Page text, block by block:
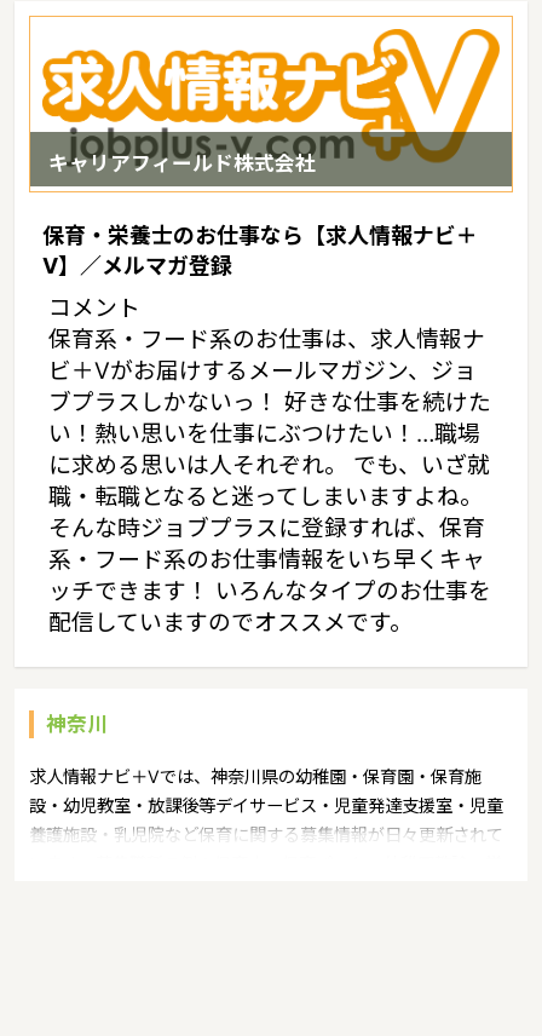
キャリアフィールド株式会社
保育・栄養士のお仕事なら【求人情報ナビ＋
V】／メルマガ登録
コメント
保育系・フード系のお仕事は、求人情報ナ
ビ＋Vがお届けするメールマガジン、ジョ
ブプラスしかないっ！ 好きな仕事を続けた
い！熱い思いを仕事にぶつけたい！…職場
に求める思いは人それぞれ。 でも、いざ就
職・転職となると迷ってしまいますよね。
そんな時ジョブプラスに登録すれば、保育
系・フード系のお仕事情報をいち早くキャ
ッチできます！ いろんなタイプのお仕事を
配信していますのでオススメです。
神奈川
求人情報ナビ＋Vでは、神奈川県の幼稚園・保育園・保育施
設・幼児教室・放課後等デイサービス・児童発達支援室・児童
養護施設・乳児院など保育に関する募集情報が日々更新されて